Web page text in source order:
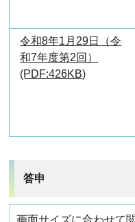
令和8年1月29日（令
和7年度第2回）
(PDF:426KB)
答申
画面サイズに合わせて